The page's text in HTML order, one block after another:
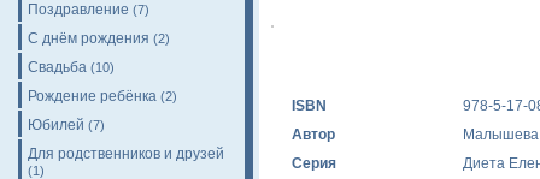
Поздравление (7)
С днём рождения (2)
Свадьба (10)
Рождение ребёнка (2)
Юбилей (7)
Для родственников и друзей
(1)
ISBN
978-5-17-
Автор
Серия
Диета